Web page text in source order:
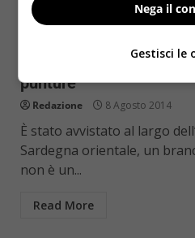
Salute
Allarme meduse: come
punture
Redazione 8 Agosto 2014
È stato avvistato al largo
Sardegna orientale, un
non è un...
Read More
Nega il
Gestisci le